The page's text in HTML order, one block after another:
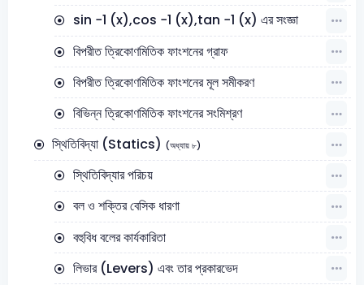
sin −1 (x),cos −1 (x),tan −1 (x) এর সংজ্ঞা
বিপরীত ত্রিকোণমিতিক ফাংশনের গ্রাফ
বিপরীত ত্রিকোণমিতিক ফাংশনের মূল সমীকরণ
বিভিন্ন ত্রিকোণমিতিক ফাংশনের সংমিশ্রণ
স্থিতিবিদ্যা (Statics) (অধ্যায় ৮)
স্থিতিবিদ্যার পরিচয়
বল ও শক্তির বেসিক ধারণা
বহুবিধ বলের কার্যকারিতা
লিভার (Levers) এবং তার প্রকারভেদ